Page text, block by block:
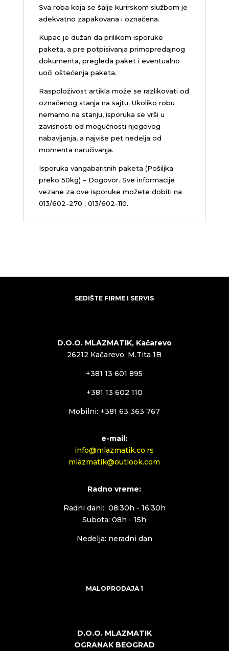
Sva roba koja se šalje kurirskom službom je
adekvatno zapakovana i označena.
Kupac je dužan da prilikom isporuke
paketa, a pre potpisivanja primopredajnog
dokumenta, pregleda paket i eventualno
uoči oštećenja paketa.
Raspoloživost artikla može se razlikovati od
označenog stanja na sajtu. Ukoliko robu
nemamo na stanju, isporuka se vrši u
zavisnosti od mogućnosti njegovog
nabavljanja, a najviše pet nedelja od
momenta naručivanja.
Isporuka vangabaritnih paketa (Pošiljka
preko 50kg) – Dogovor. Sve informacije
vezane za ove isporuke možete dobiti na
013/602-270 ; 013/602-110.
SEDIŠTE FIRME I SERVIS
D.O.O. MLAZMATIK, Kačarevo
26212 Kačarevo, M.Tita 1B
+381 13 601 895
+381 13 602 110
Mobilni: +381 63 363 767
e-mail:
info@mlazmatik.co.rs
mlazmatik@outlook.com
Radno vreme:
Radni dani: 08:30h - 16:30h
Subota: 08h - 15h
Nedelja: neradni dan
MALOPRODAJA 1
D.O.O. MLAZMATIK
OGRANAK BEOGRAD